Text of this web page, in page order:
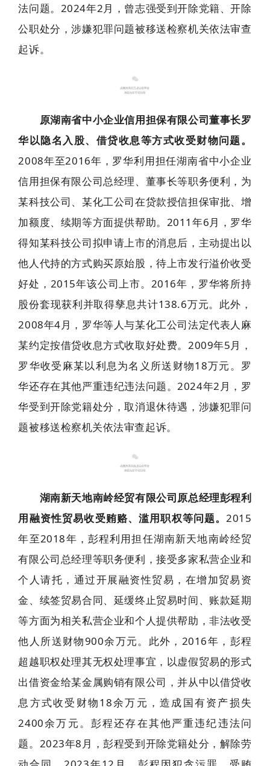
法问题。2024年2月，曾志强受到开除党籍、开除
公职处分，涉嫌犯罪问题被移送检察机关依法审查
起诉。
3
原湖南省中小企业信用担保有限公司董事长罗
华以隐名入股、借贷收息等方式收受财物问题。
2008年至2016年，罗华利用担任湖南省中小企业
信用担保有限公司总经理、董事长等职务便利，为
某科技公司、某化工公司在贷款授信担保审批、增
加额度、续期等方面提供帮助。2011年6月，罗华
得知某科技公司拟申请上市的消息后，主动提出以
他人代持的方式购买原始股，待上市发行溢价收受
好处，2015年该公司上市。2016年，罗华将所持
股份套现获利并取得孳息共计138.6万元。此外，
2008年4月，罗华等人与某化工公司法定代表人麻
某约定按借贷收息方式收取好处费。2009年5月，
罗华收受麻某以利息为名义所送财物18万元。罗
华还存在其他严重违纪违法问题。2024年2月，罗
华受到开除党籍处分，取消退休待遇，涉嫌犯罪问
题被移送检察机关依法审查起诉。
4
湖南新天地南岭经贸有限公司原总经理彭程利
用融资性贸易收受贿赂、滥用职权等问题。2015
年至2018年，彭程利用担任湖南新天地南岭经贸
有限公司总经理等职务便利，接受多家私营企业和
个人请托，通过开展融资性贸易，在增加贸易资
金、续签贸易合同、延缓终止贸易时间、账款延期
等方面为相关私营企业和个人提供帮助，非法收受
他人所送财物900余万元。此外，2016年，彭程
超越职权处理其无权处理事宜，以虚假贸易的形式
出借资金给某金属购销有限公司，并从中以借贷收
息方式收受财物18余万元，造成国有资产损失
2400余万元。彭程还存在其他严重违纪违法问
题。2023年8月，彭程受到开除党籍处分，解除劳